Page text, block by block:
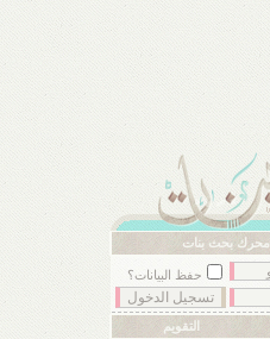
محرك بحث بنات
حفظ البيانات؟
التقويم